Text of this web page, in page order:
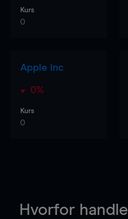
Kurs
0
Apple Inc
0%
Kurs
0
Hvorfor handle